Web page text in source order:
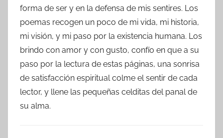
forma de ser y en la defensa de mis sentires. Los
poemas recogen un poco de mi vida, mi historia,
mi visión, y mi paso por la existencia humana. Los
brindo con amor y con gusto, confío en que a su
paso por la lectura de estas páginas, una sonrisa
de satisfacción espiritual colme el sentir de cada
lector, y llene las pequeñas celditas del panal de
su alma.